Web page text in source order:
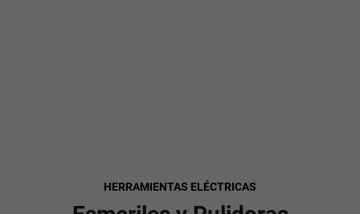
HERRAMIENTAS ELÉCTRICAS